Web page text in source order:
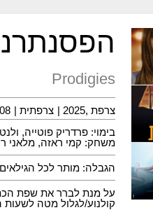
Prodigies
צרפת ,2025 | צרפתית |
בימוי: פרדריק פוטייה,
משחק: קמי ראזה, מלאני
הגבלה: מותר לכל הגילאים
על מנת לברר את שפת
קולנוע/לגלול מטה